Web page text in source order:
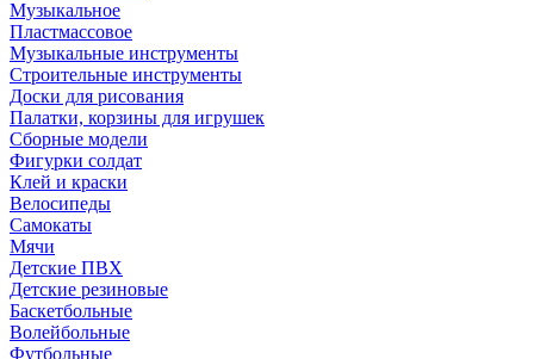
Музыкальное
Пластмассовое
Музыкальные инструменты
Строительные инструменты
Доски для рисования
Палатки, корзины для игрушек
Сборные модели
Фигурки солдат
Клей и краски
Велосипеды
Самокаты
Мячи
Детские ПВХ
Детские резиновые
Баскетбольные
Волейбольные
Футбольные